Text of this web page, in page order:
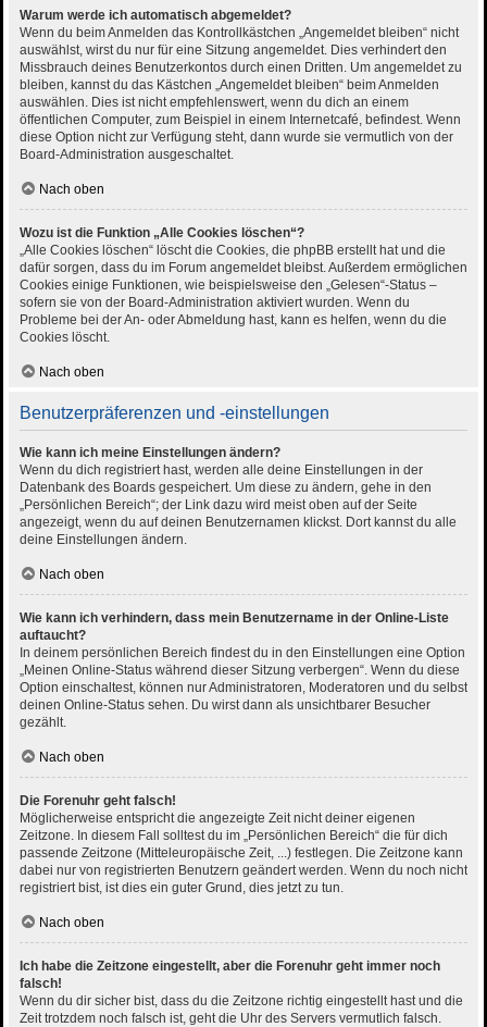
Warum werde ich automatisch abgemeldet?
Wenn du beim Anmelden das Kontrollkästchen „Angemeldet bleiben“ nicht
auswählst, wirst du nur für eine Sitzung angemeldet. Dies verhindert den
Missbrauch deines Benutzerkontos durch einen Dritten. Um angemeldet zu
bleiben, kannst du das Kästchen „Angemeldet bleiben“ beim Anmelden
auswählen. Dies ist nicht empfehlenswert, wenn du dich an einem
öffentlichen Computer, zum Beispiel in einem Internetcafé, befindest. Wenn
diese Option nicht zur Verfügung steht, dann wurde sie vermutlich von der
Board-Administration ausgeschaltet.
Nach oben
Wozu ist die Funktion „Alle Cookies löschen“?
„Alle Cookies löschen“ löscht die Cookies, die phpBB erstellt hat und die
dafür sorgen, dass du im Forum angemeldet bleibst. Außerdem ermöglichen
Cookies einige Funktionen, wie beispielsweise den „Gelesen“-Status –
sofern sie von der Board-Administration aktiviert wurden. Wenn du
Probleme bei der An- oder Abmeldung hast, kann es helfen, wenn du die
Cookies löscht.
Nach oben
Benutzerpräferenzen und -einstellungen
Wie kann ich meine Einstellungen ändern?
Wenn du dich registriert hast, werden alle deine Einstellungen in der
Datenbank des Boards gespeichert. Um diese zu ändern, gehe in den
„Persönlichen Bereich“; der Link dazu wird meist oben auf der Seite
angezeigt, wenn du auf deinen Benutzernamen klickst. Dort kannst du alle
deine Einstellungen ändern.
Nach oben
Wie kann ich verhindern, dass mein Benutzername in der Online-Liste
auftaucht?
In deinem persönlichen Bereich findest du in den Einstellungen eine Option
„Meinen Online-Status während dieser Sitzung verbergen“. Wenn du diese
Option einschaltest, können nur Administratoren, Moderatoren und du selbst
deinen Online-Status sehen. Du wirst dann als unsichtbarer Besucher
gezählt.
Nach oben
Die Forenuhr geht falsch!
Möglicherweise entspricht die angezeigte Zeit nicht deiner eigenen
Zeitzone. In diesem Fall solltest du im „Persönlichen Bereich“ die für dich
passende Zeitzone (Mitteleuropäische Zeit, ...) festlegen. Die Zeitzone kann
dabei nur von registrierten Benutzern geändert werden. Wenn du noch nicht
registriert bist, ist dies ein guter Grund, dies jetzt zu tun.
Nach oben
Ich habe die Zeitzone eingestellt, aber die Forenuhr geht immer noch
falsch!
Wenn du dir sicher bist, dass du die Zeitzone richtig eingestellt hast und die
Zeit trotzdem noch falsch ist, geht die Uhr des Servers vermutlich falsch.